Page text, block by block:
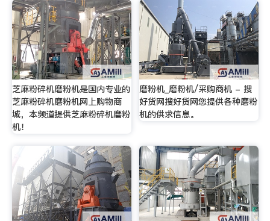
芝麻粉碎机磨粉机是国内专业的
芝麻粉碎机磨粉机网上购物商
城，本频道提供芝麻粉碎机磨粉
机！
磨粉机_磨粉机/采购商机 - 搜
好货网搜好货网您提供各种磨粉
机的供求信息。